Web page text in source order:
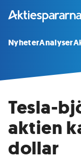
NyheterAnalyser
Tesla-
aktien
dollar